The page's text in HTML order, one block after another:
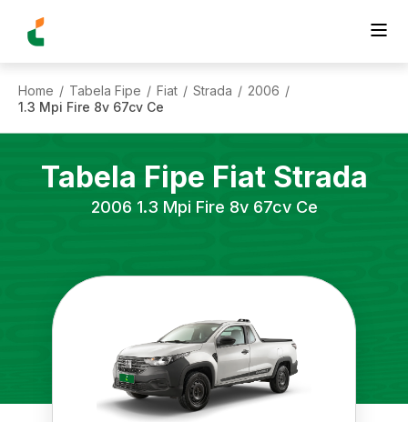
Home / Tabela Fipe / Fiat / Strada / 2006 /
1.3 Mpi Fire 8v 67cv Ce
Tabela Fipe Fiat Strada
2006 1.3 Mpi Fire 8v 67cv Ce